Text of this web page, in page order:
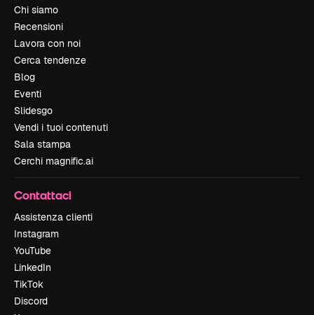
Chi siamo
Recensioni
Lavora con noi
Cerca tendenze
Blog
Eventi
Slidesgo
Vendi i tuoi contenuti
Sala stampa
Cerchi magnific.ai
Contattaci
Assistenza clienti
Instagram
YouTube
LinkedIn
TikTok
Discord